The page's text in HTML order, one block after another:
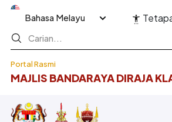
Langkau ke kandungan utama
Portal Rasmi
MAJLIS BANDARAYA DIRAJA
Select your language